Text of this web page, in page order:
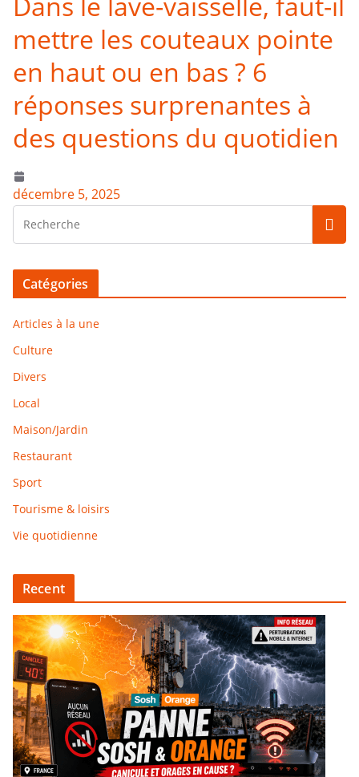
mettre les couteaux pointe
en haut ou en bas ? 6
réponses surprenantes à
des questions du quotidien
décembre 5, 2025
Catégories
Articles à la une
Culture
Divers
Local
Maison/Jardin
Restaurant
Sport
Tourisme & loisirs
Vie quotidienne
Recent